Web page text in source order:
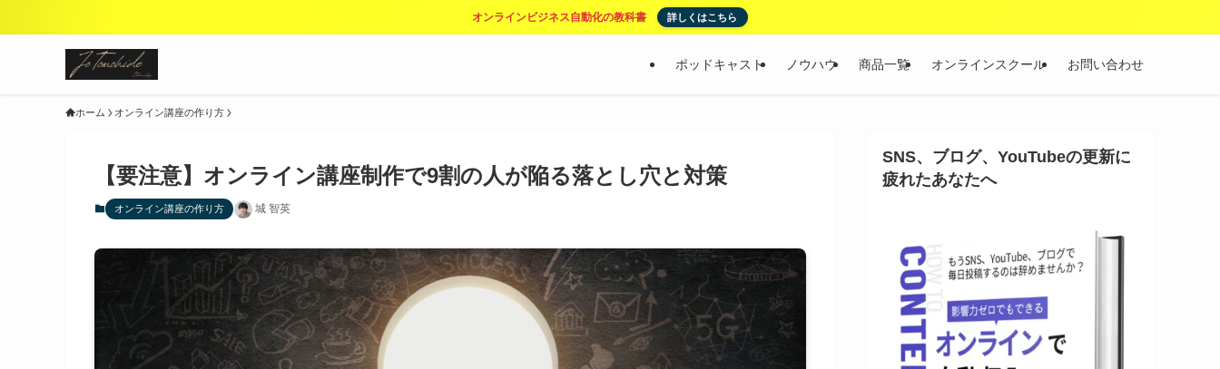
オンラインビジネス自動化の教科書 詳しくはこちら
ポッドキャスト ノウハウ 商品一覧 オンラインスクール お問い合わせ
ホーム オンライン講座の作り方
【要注意】オンライン講座制作で9割の人が陥る落とし穴と対策
オンライン講座の作り方 城 智英
SNS、ブログ、YouTubeの更新に
疲れたあなたへ